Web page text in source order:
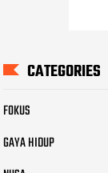
CATEGORIES
FOKUS
GAYA HIDUP